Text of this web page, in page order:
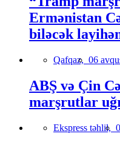
Ermənistan
biləcək
Qafqaz, 06
ABŞ və Çin
marşrutlar
Ekspress təhlil,